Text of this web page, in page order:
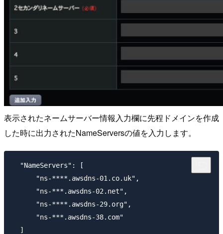
表示されたネームサーバー情報入力欄に先程ドメインを作成
した時に出力されたNameServersの値を入力します。
  "NameServers": [
      "ns-****.awsdns-01.co.uk",
      "ns-***.awsdns-02.net",
      "ns-****.awsdns-29.org",
      "ns-***.awsdns-38.com"